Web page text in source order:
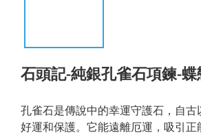
石頭記-純銀孔雀石項鍊-蝶
孔雀石是傳說中的幸運守護石，自古
好運和保護。它能遠離厄運，吸引正